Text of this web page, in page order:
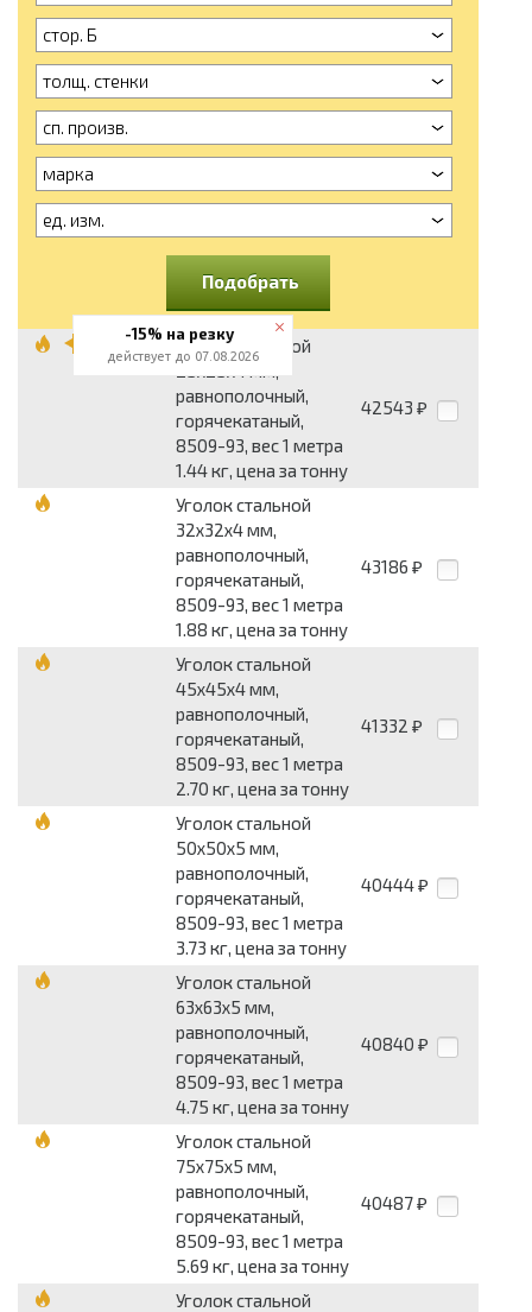
стор. Б
толщ. стенки
сп. произв.
марка
ед. изм.
Подобрать
Уголок стальной
25x25x4 мм,
равнополочный,
горячекатаный,
8509-93, вес 1 метра
1.44 кг, цена за тонну
42543 ₽
Уголок стальной
32x32x4 мм,
равнополочный,
горячекатаный,
8509-93, вес 1 метра
1.88 кг, цена за тонну
43186 ₽
Уголок стальной
45x45x4 мм,
равнополочный,
горячекатаный,
8509-93, вес 1 метра
2.70 кг, цена за тонну
41332 ₽
Уголок стальной
50x50x5 мм,
равнополочный,
горячекатаный,
8509-93, вес 1 метра
3.73 кг, цена за тонну
40444 ₽
Уголок стальной
63x63x5 мм,
равнополочный,
горячекатаный,
8509-93, вес 1 метра
4.75 кг, цена за тонну
40840 ₽
Уголок стальной
75x75x5 мм,
равнополочный,
горячекатаный,
8509-93, вес 1 метра
5.69 кг, цена за тонну
40487 ₽
Уголок стальной
-15% на резку
действует до 07.08.2026